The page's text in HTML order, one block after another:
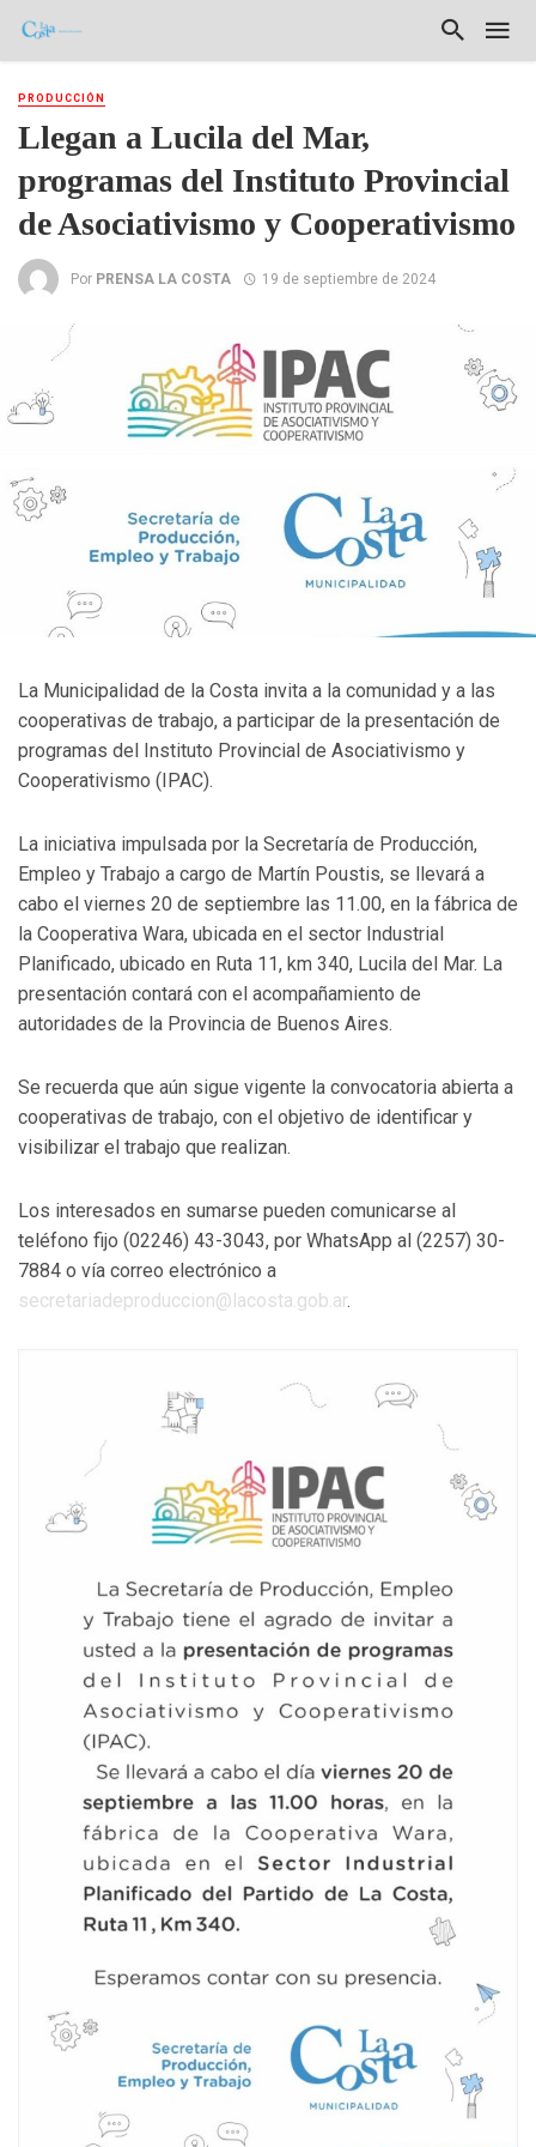
PRODUCCIÓN
Llegan a Lucila del Mar,
programas del Instituto Provincial
de Asociativismo y Cooperativismo
Por PRENSA LA COSTA 19 de septiembre de 2024
La Municipalidad de la Costa invita a la comunidad y a las
cooperativas de trabajo, a participar de la presentación de
programas del Instituto Provincial de Asociativismo y
Cooperativismo (IPAC).
La iniciativa impulsada por la Secretaría de Producción,
Empleo y Trabajo a cargo de Martín Poustis, se llevará a
cabo el viernes 20 de septiembre las 11.00, en la fábrica de
la Cooperativa Wara, ubicada en el sector Industrial
Planificado, ubicado en Ruta 11, km 340, Lucila del Mar. La
presentación contará con el acompañamiento de
autoridades de la Provincia de Buenos Aires.
Se recuerda que aún sigue vigente la convocatoria abierta a
cooperativas de trabajo, con el objetivo de identificar y
visibilizar el trabajo que realizan.
Los interesados en sumarse pueden comunicarse al
teléfono fijo (02246) 43-3043, por WhatsApp al (2257) 30-
7884 o vía correo electrónico a
secretariadeproduccion@lacosta.gob.ar.